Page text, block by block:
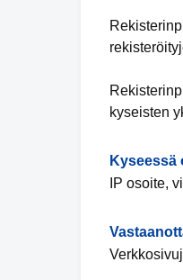
kyseisten
Kyseessä
IP osoite,